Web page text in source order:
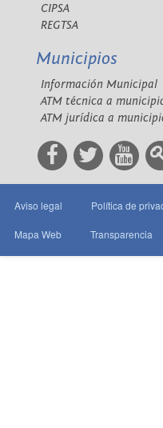
CIPSA
REGTSA
Municipios
Información Municipal
ATM técnica a
ATM jurídica a
Aviso legal Política de
Mapa Web Transparencia